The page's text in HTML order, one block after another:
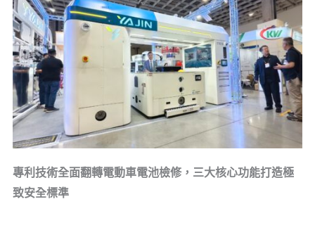
專利技術全面翻轉電動車電池檢修，三大核心功能打造極
致安全標準